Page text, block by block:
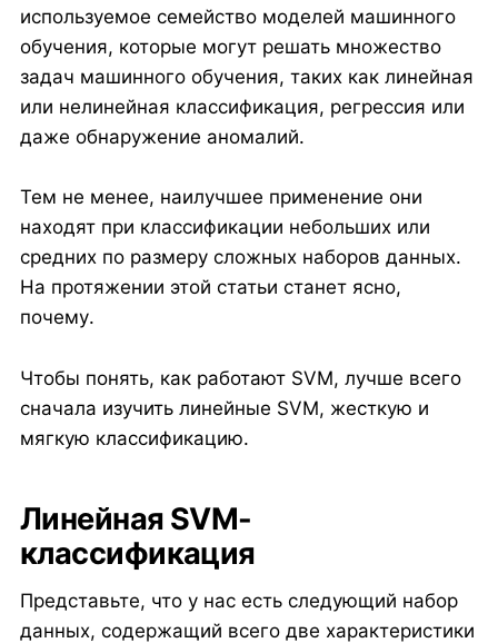
используемое семейство моделей машинного
обучения, которые могут решать множество
задач машинного обучения, таких как линейная
или нелинейная классификация, регрессия или
даже обнаружение аномалий.
Тем не менее, наилучшее применение они
находят при классификации небольших или
средних по размеру сложных наборов данных.
На протяжении этой статьи станет ясно,
почему.
Чтобы понять, как работают SVM, лучше всего
сначала изучить линейные SVM, жесткую и
мягкую классификацию.
Линейная SVM-
классификация
Представьте, что у нас есть следующий набор
данных, содержащий всего две характеристики